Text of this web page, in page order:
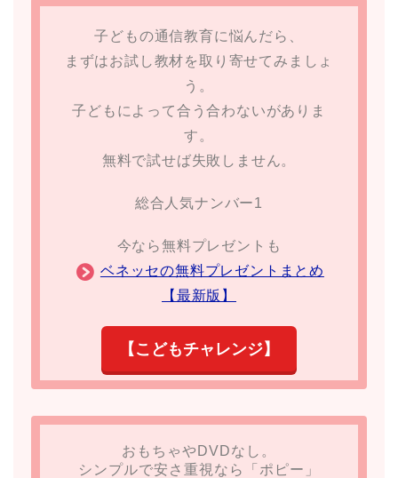
子どもの通信教育に悩んだら、
まずはお試し教材を取り寄せてみましょ
う。
子どもによって合う合わないがありま
す。
無料で試せば失敗しません。
総合人気ナンバー1
今なら無料プレゼントも
ベネッセの無料プレゼントまとめ
【最新版】
【こどもチャレンジ】
おもちゃやDVDなし。
シンプルで安さ重視なら「ポピー」